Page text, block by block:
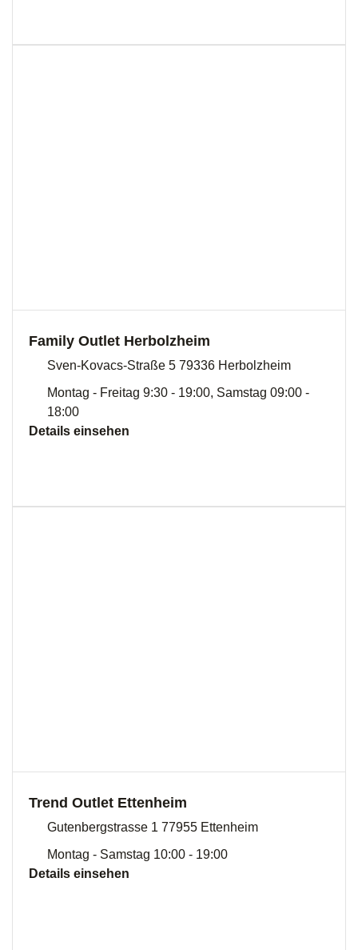
Family Outlet Herbolzheim
Sven-Kovacs-Straße 5 79336 Herbolzheim
Montag - Freitag 9:30 - 19:00, Samstag 09:00 -
18:00
Details einsehen
Trend Outlet Ettenheim
Gutenbergstrasse 1 77955 Ettenheim
Montag - Samstag 10:00 - 19:00
Details einsehen